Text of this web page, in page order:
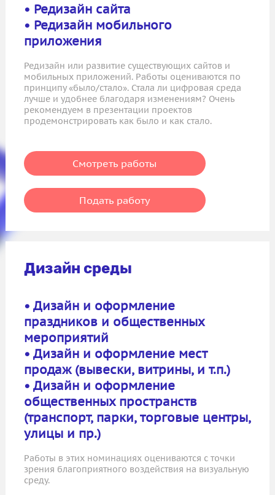
• Редизайн сайта
• Редизайн мобильного
приложения
Редизайн или развитие существующих сайтов и
мобильных приложений. Работы оцениваются по
принципу «было/стало». Стала ли цифровая среда
лучше и удобнее благодаря изменениям? Очень
рекомендуем в презентации проектов
продемонстрировать как было и как стало.
Смотреть работы
Подать работу
Дизайн среды
• Дизайн и оформление
праздников и общественных
мероприятий
• Дизайн и оформление мест
продаж (вывески, витрины, и т.п.)
• Дизайн и оформление
общественных пространств
(транспорт, парки, торговые центры,
улицы и пр.)
Работы в этих номинациях оцениваются с точки
зрения благоприятного воздействия на визуальную
среду.